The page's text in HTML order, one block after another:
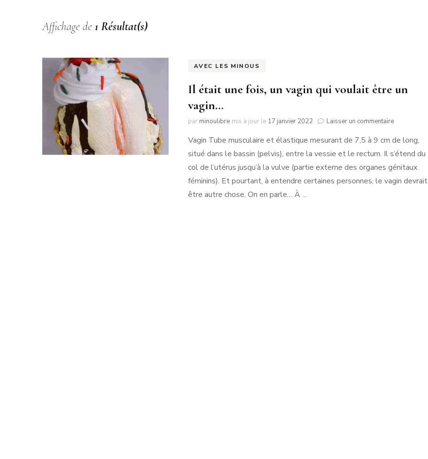
Affichage de 1 Résultat(s)
AVEC LES MINOUS
Il était une fois, un vagin qui voulait être un
vagin…
par minoulibre mis à jour le 17 janvier 2022 Laisser un commentairesur
était
une
un
vagin
Vagin Tube musculaire et élastique mesurant de 7,5 à 9 cm de long,
situé dans le bassin (pelvis), entre la vessie et le rectum. Il s’étend du
col de l’utérus jusqu’à la vulve (partie externe des organes génitaux
féminins). Et pourtant, à entendre certaines personnes, le vagin devrait
être autre chose. On en parle… À …